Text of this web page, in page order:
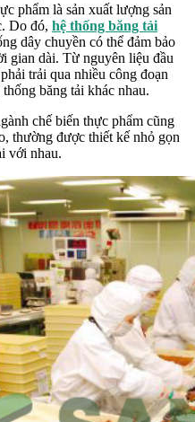
phẩm là sản xuất lượng sản
Do đó, hệ thống băng tải
dây chuyền có thể đảm bảo
gian dài. Từ nguyên liệu đầu
trải qua nhiều công đoạn
băng tải khác nhau.
chế biến thực phẩm cũng
thường được thiết kế nhỏ gọn
với nhau.